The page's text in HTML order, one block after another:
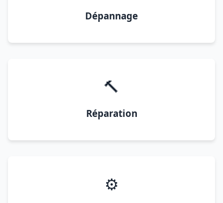
Dépannage
🔨
Réparation
⚙️